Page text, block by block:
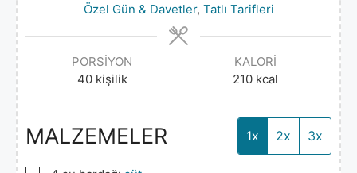
Özel Gün & Davetler, Tatlı Tarifleri
PORSIYON
40 kişilik
KALORI
210 kcal
MALZEMELER 1x 2x 3x